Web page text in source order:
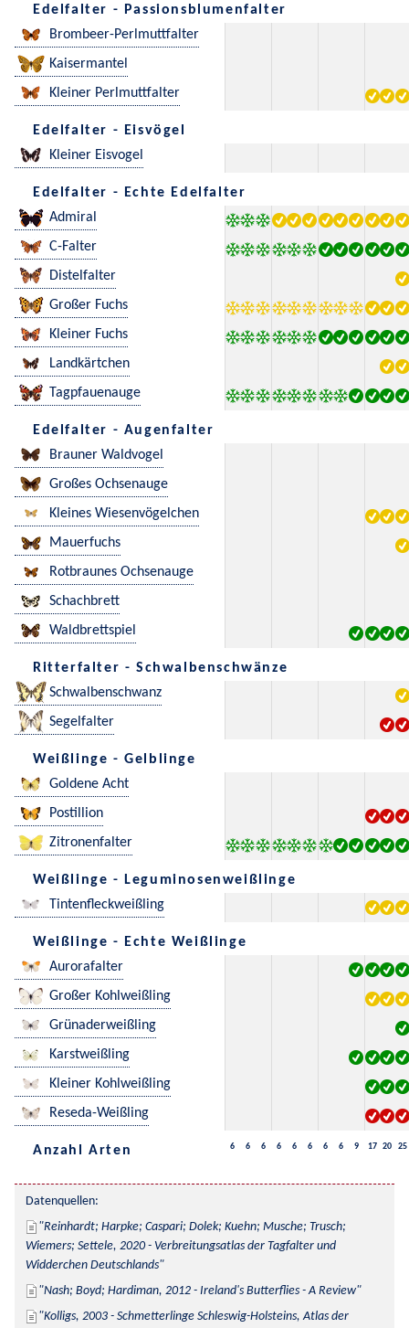
Edelfalter - Passionsblumenfalter
Brombeer-Perlmuttfalter
Kaisermantel
Kleiner Perlmuttfalter
Edelfalter - Eisvögel
Kleiner Eisvogel
Edelfalter - Echte Edelfalter
Admiral
C-Falter
Distelfalter
Großer Fuchs
Kleiner Fuchs
Landkärtchen
Tagpfauenauge
Edelfalter - Augenfalter
Brauner Waldvogel
Großes Ochsenauge
Kleines Wiesenvögelchen
Mauerfuchs
Rotbraunes Ochsenauge
Schachbrett
Waldbrettspiel
Ritterfalter - Schwalbenschwänze
Schwalbenschwanz
Segelfalter
Weißlinge - Gelblinge
Goldene Acht
Postillion
Zitronenfalter
Weißlinge - Leguminosenweißlinge
Tintenfleckweißling
Weißlinge - Echte Weißlinge
Aurorafalter
Großer Kohlweißling
Grünaderweißling
Karstweißling
Kleiner Kohlweißling
Reseda-Weißling
Anzahl Arten 6 6 6 6 6 6 6 6 9 17 20 25
Datenquellen:
Reinhardt; Harpke; Caspari; Dolek; Kuehn; Musche; Trusch;
Wiemers; Settele, 2020 - Verbreitungsatlas der Tagfalter und
Widderchen Deutschlands
Nash; Boyd; Hardiman, 2012 - Ireland's Butterflies - A Review
Kolligs, 2003 - Schmetterlinge Schleswig-Holsteins, Atlas der